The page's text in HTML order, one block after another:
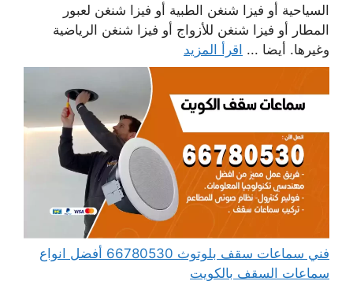
السياحية أو فيزا شنغن الطبية أو فيزا شنغن لعبور
المطار أو فيزا شنغن للأزواج أو فيزا شنغن الرياضية
وغيرها. أيضا ... اقرأ المزيد
فني سماعات سقف بلوتوث 66780530 أفضل انواع
سماعات السقف بالكويت